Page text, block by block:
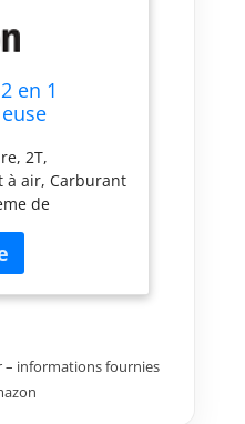
en 1
bobine + 3
2T,
à air, Carburant
de
de lame
aux
– informations fournies